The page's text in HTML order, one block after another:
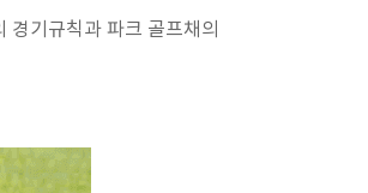
경기규칙과 파크 골프채의